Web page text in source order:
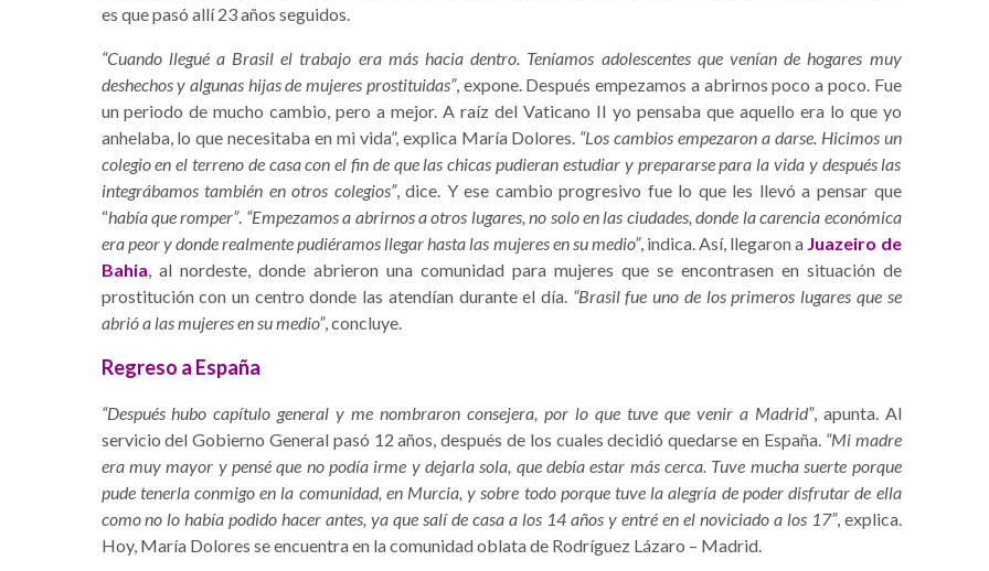
es que pasó allí 23 años seguidos.
“Cuando llegué a Brasil el trabajo era más hacia dentro. Teníamos adolescentes que venían de hogares muy
deshechos y algunas hijas de mujeres prostituidas”, expone. Después empezamos a abrirnos poco a poco. Fue
un periodo de mucho cambio, pero a mejor. A raíz del Vaticano II yo pensaba que aquello era lo que yo
anhelaba, lo que necesitaba en mi vida”, explica María Dolores. “Los cambios empezaron a darse. Hicimos un
colegio en el terreno de casa con el fin de que las chicas pudieran estudiar y prepararse para la vida y después las
integrábamos también en otros colegios”, dice. Y ese cambio progresivo fue lo que les llevó a pensar que
“había que romper”. “Empezamos a abrirnos a otros lugares, no solo en las ciudades, donde la carencia económica
era peor y donde realmente pudiéramos llegar hasta las mujeres en su medio”, indica. Así, llegaron a Juazeiro de
Bahia, al nordeste, donde abrieron una comunidad para mujeres que se encontrasen en situación de
prostitución con un centro donde las atendían durante el día. “Brasil fue uno de los primeros lugares que se
abrió a las mujeres en su medio”, concluye.
Regreso a España
“Después hubo capítulo general y me nombraron consejera, por lo que tuve que venir a Madrid”, apunta. Al
servicio del Gobierno General pasó 12 años, después de los cuales decidió quedarse en España. “Mi madre
era muy mayor y pensé que no podía irme y dejarla sola, que debía estar más cerca. Tuve mucha suerte porque
pude tenerla conmigo en la comunidad, en Murcia, y sobre todo porque tuve la alegría de poder disfrutar de ella
como no lo había podido hacer antes, ya que salí de casa a los 14 años y entré en el noviciado a los 17”, explica.
Hoy, María Dolores se encuentra en la comunidad oblata de Rodríguez Lázaro – Madrid.